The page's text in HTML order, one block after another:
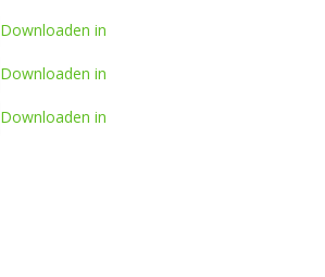
Downloaden in
Downloaden in
Downloaden in